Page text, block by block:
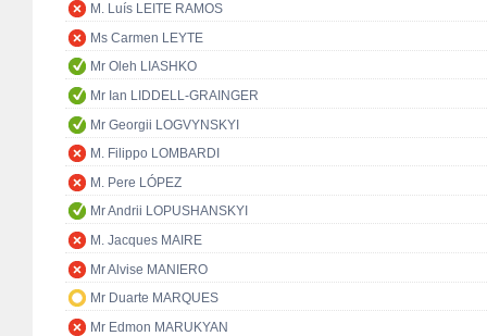
M. Luís LEITE RAMOS
Ms Carmen LEYTE
Mr Oleh LIASHKO
Mr Ian LIDDELL-GRAINGER
Mr Georgii LOGVYNSKYI
M. Filippo LOMBARDI
M. Pere LÓPEZ
Mr Andrii LOPUSHANSKYI
M. Jacques MAIRE
Mr Alvise MANIERO
Mr Duarte MARQUES
Mr Edmon MARUKYAN